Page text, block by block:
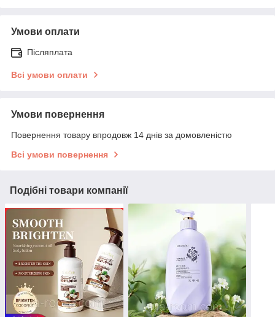
Умови оплати
Післяплата
Всі умови оплати
Умови повернення
Повернення товару впродовж 14 днів за домовленістю
Всі умови повернення
Подібні товари компанії